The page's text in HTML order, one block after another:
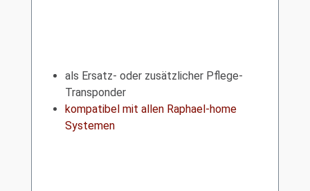
als Ersatz- oder zusätzlicher Pflege-
Transponder
kompatibel mit allen Raphael-home
Systemen